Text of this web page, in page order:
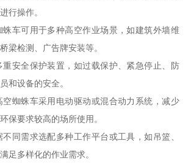
行操作。
车可用于多种高空作业场景，如建筑外墙维
梁检测、广告牌安装等。
重安全保护装置，如过载保护、紧急停止、防
和设备的安全。
空蜘蛛车采用电动驱动或混合动力系统，减少
保要求较高的场所使用。
同需求选配多种工作平台或工具，如吊篮、
足多样化的作业需求。